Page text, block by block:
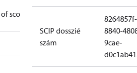
scope
SCIP dosszié
szám
8264857f-
8840-
9cae-